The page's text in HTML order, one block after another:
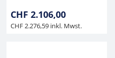
CHF 2.106,00
CHF 2.276,59 inkl. Mwst.